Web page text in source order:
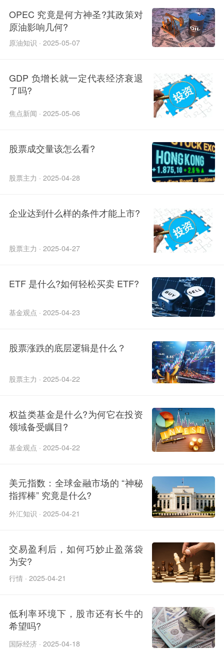
OPEC 究竟是何方神圣?其政策对
原油影响几何?
原油知识 · 2025-05-07
GDP 负增长就一定代表经济衰退
了吗?
焦点新闻 · 2025-05-06
股票成交量该怎么看?
股票主力 · 2025-04-28
企业达到什么样的条件才能上市?
股票主力 · 2025-04-27
ETF 是什么?如何轻松买卖 ETF?
基金观点 · 2025-04-23
股票涨跌的底层逻辑是什么？
股票主力 · 2025-04-22
权益类基金是什么?为何它在投资
领域备受瞩目?
基金观点 · 2025-04-22
美元指数：全球金融市场的 “神秘
指挥棒” 究竟是什么?
外汇知识 · 2025-04-21
交易盈利后，如何巧妙止盈落袋
为安?
行情 · 2025-04-21
低利率环境下，股市还有长牛的
希望吗?
国际经济 · 2025-04-18